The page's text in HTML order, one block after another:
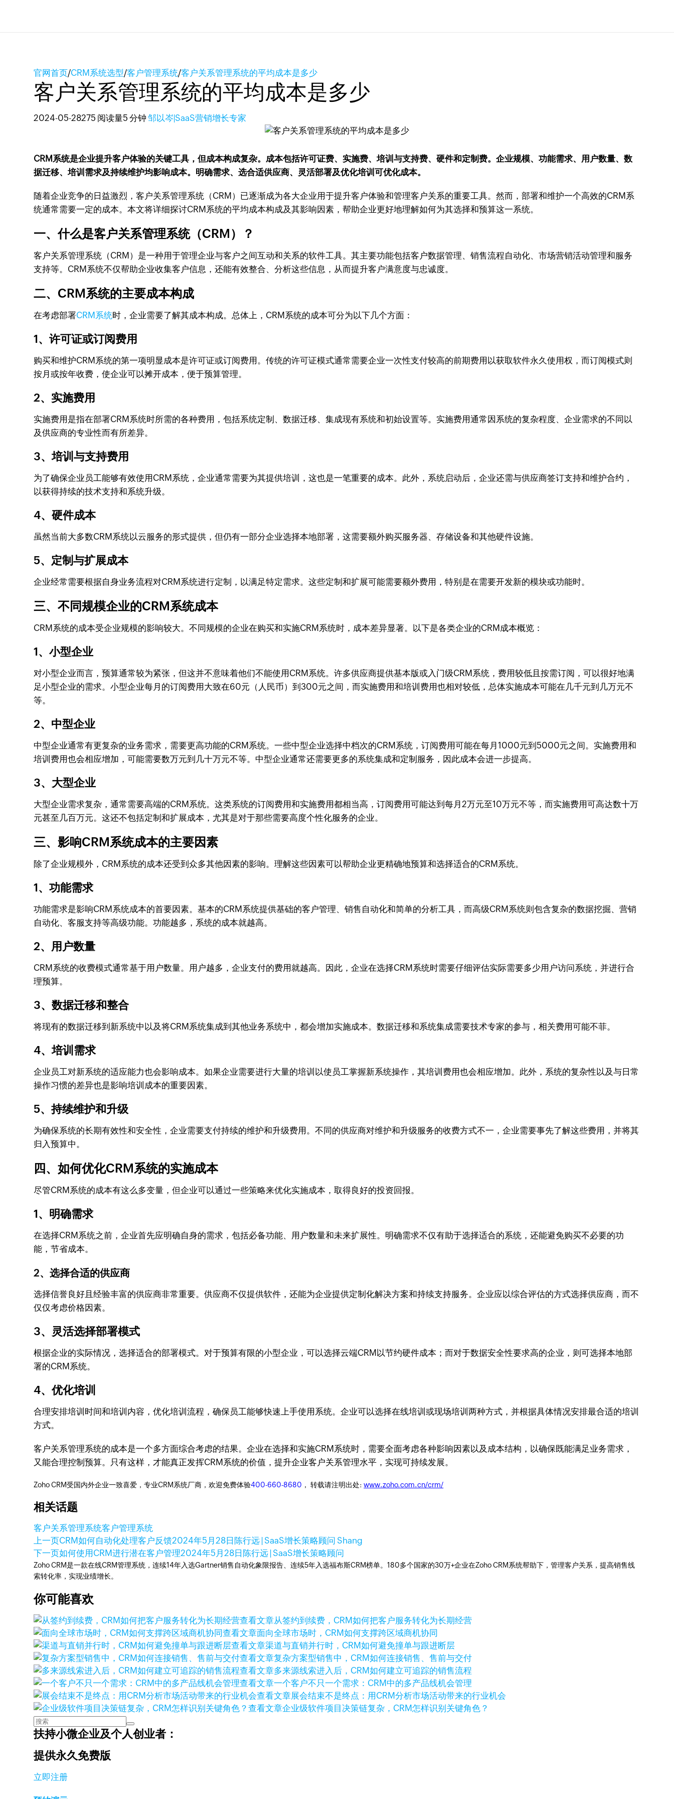
官网首页/CRM系统选型/客户管理系统/客户关系管理系统的平均成本是多少
客户关系管理系统的平均成本是多少
2024-05-28275 阅读量5 分钟 邹以岑|SaaS营销增长专家
CRM系统是企业提升客户体验的关键工具，但成本构成复杂。成本包括许可证费、实施费、培训与支持费、硬件和定制费。企业规模、功能需求、用户数量、数
据迁移、培训需求及持续维护均影响成本。明确需求、选合适供应商、灵活部署及优化培训可优化成本。
随着企业竞争的日益激烈，客户关系管理系统（CRM）已逐渐成为各大企业用于提升客户体验和管理客户关系的重要工具。然而，部署和维护一个高效的CRM系
统通常需要一定的成本。本文将详细探讨CRM系统的平均成本构成及其影响因素，帮助企业更好地理解如何为其选择和预算这一系统。
一、什么是客户关系管理系统（CRM）？
客户关系管理系统（CRM）是一种用于管理企业与客户之间互动和关系的软件工具。其主要功能包括客户数据管理、销售流程自动化、市场营销活动管理和服务
支持等。CRM系统不仅帮助企业收集客户信息，还能有效整合、分析这些信息，从而提升客户满意度与忠诚度。
二、CRM系统的主要成本构成
在考虑部署CRM系统时，企业需要了解其成本构成。总体上，CRM系统的成本可分为以下几个方面：
1、许可证或订阅费用
购买和维护CRM系统的第一项明显成本是许可证或订阅费用。传统的许可证模式通常需要企业一次性支付较高的前期费用以获取软件永久使用权，而订阅模式则
按月或按年收费，使企业可以摊开成本，便于预算管理。
2、实施费用
实施费用是指在部署CRM系统时所需的各种费用，包括系统定制、数据迁移、集成现有系统和初始设置等。实施费用通常因系统的复杂程度、企业需求的不同以
及供应商的专业性而有所差异。
3、培训与支持费用
为了确保企业员工能够有效使用CRM系统，企业通常需要为其提供培训，这也是一笔重要的成本。此外，系统启动后，企业还需与供应商签订支持和维护合约，
以获得持续的技术支持和系统升级。
4、硬件成本
虽然当前大多数CRM系统以云服务的形式提供，但仍有一部分企业选择本地部署，这需要额外购买服务器、存储设备和其他硬件设施。
5、定制与扩展成本
企业经常需要根据自身业务流程对CRM系统进行定制，以满足特定需求。这些定制和扩展可能需要额外费用，特别是在需要开发新的模块或功能时。
三、不同规模企业的CRM系统成本
CRM系统的成本受企业规模的影响较大。不同规模的企业在购买和实施CRM系统时，成本差异显著。以下是各类企业的CRM成本概览：
1、小型企业
对小型企业而言，预算通常较为紧张，但这并不意味着他们不能使用CRM系统。许多供应商提供基本版或入门级CRM系统，费用较低且按需订阅，可以很好地满
足小型企业的需求。小型企业每月的订阅费用大致在60元（人民币）到300元之间，而实施费用和培训费用也相对较低，总体实施成本可能在几千元到几万元不
等。
2、中型企业
中型企业通常有更复杂的业务需求，需要更高功能的CRM系统。一些中型企业选择中档次的CRM系统，订阅费用可能在每月1000元到5000元之间。实施费用和
培训费用也会相应增加，可能需要数万元到几十万元不等。中型企业通常还需要更多的系统集成和定制服务，因此成本会进一步提高。
3、大型企业
大型企业需求复杂，通常需要高端的CRM系统。这类系统的订阅费用和实施费用都相当高，订阅费用可能达到每月2万元至10万元不等，而实施费用可高达数十万
元甚至几百万元。这还不包括定制和扩展成本，尤其是对于那些需要高度个性化服务的企业。
三、影响CRM系统成本的主要因素
除了企业规模外，CRM系统的成本还受到众多其他因素的影响。理解这些因素可以帮助企业更精确地预算和选择适合的CRM系统。
1、功能需求
功能需求是影响CRM系统成本的首要因素。基本的CRM系统提供基础的客户管理、销售自动化和简单的分析工具，而高级CRM系统则包含复杂的数据挖掘、营销
自动化、客服支持等高级功能。功能越多，系统的成本就越高。
2、用户数量
CRM系统的收费模式通常基于用户数量。用户越多，企业支付的费用就越高。因此，企业在选择CRM系统时需要仔细评估实际需要多少用户访问系统，并进行合
理预算。
3、数据迁移和整合
将现有的数据迁移到新系统中以及将CRM系统集成到其他业务系统中，都会增加实施成本。数据迁移和系统集成需要技术专家的参与，相关费用可能不菲。
4、培训需求
企业员工对新系统的适应能力也会影响成本。如果企业需要进行大量的培训以使员工掌握新系统操作，其培训费用也会相应增加。此外，系统的复杂性以及与日常
操作习惯的差异也是影响培训成本的重要因素。
5、持续维护和升级
为确保系统的长期有效性和安全性，企业需要支付持续的维护和升级费用。不同的供应商对维护和升级服务的收费方式不一，企业需要事先了解这些费用，并将其
归入预算中。
四、如何优化CRM系统的实施成本
尽管CRM系统的成本有这么多变量，但企业可以通过一些策略来优化实施成本，取得良好的投资回报。
1、明确需求
在选择CRM系统之前，企业首先应明确自身的需求，包括必备功能、用户数量和未来扩展性。明确需求不仅有助于选择适合的系统，还能避免购买不必要的功
能，节省成本。
2、选择合适的供应商
选择信誉良好且经验丰富的供应商非常重要。供应商不仅提供软件，还能为企业提供定制化解决方案和持续支持服务。企业应以综合评估的方式选择供应商，而不
仅仅考虑价格因素。
3、灵活选择部署模式
根据企业的实际情况，选择适合的部署模式。对于预算有限的小型企业，可以选择云端CRM以节约硬件成本；而对于数据安全性要求高的企业，则可选择本地部
署的CRM系统。
4、优化培训
合理安排培训时间和培训内容，优化培训流程，确保员工能够快速上手使用系统。企业可以选择在线培训或现场培训两种方式，并根据具体情况安排最合适的培训
方式。
客户关系管理系统的成本是一个多方面综合考虑的结果。企业在选择和实施CRM系统时，需要全面考虑各种影响因素以及成本结构，以确保既能满足业务需求，
又能合理控制预算。只有这样，才能真正发挥CRM系统的价值，提升企业客户关系管理水平，实现可持续发展。
Zoho CRM受国内外企业一致喜爱，专业CRM系统厂商，欢迎免费体验400-660-8680 ， 转载请注明出处:www.zoho.com.cn/crm/
相关话题
客户关系管理系统客户管理系统
上一页CRM如何自动化处理客户反馈2024年5月28日 陈行远 | SaaS增长策略顾问 Shang
下一页如何使用CRM进行潜在客户管理2024年5月28日 陈行远 | SaaS增长策略顾问
Zoho CRM是一款在线CRM管理系统，连续14年入选Gartner销售自动化象限报告、连续5年入选福布斯CRM榜单。180多个国家的30万+企业在Zoho CRM系统帮助下，管理客户关系，提高销售线
索转化率，实现业绩增长。
你可能喜欢
查看文章从签约到续费，CRM如何把客户服务转化为长期经营
查看文章面向全球市场时，CRM如何支撑跨区域商机协同
查看文章渠道与直销并行时，CRM如何避免撞单与跟进断层
查看文章复杂方案型销售中，CRM如何连接销售、售前与交付
查看文章多来源线索进入后，CRM如何建立可追踪的销售流程
查看文章一个客户不只一个需求：CRM中的多产品线机会管理
查看文章展会结束不是终点：用CRM分析市场活动带来的行业机会
查看文章企业级软件项目决策链复杂，CRM怎样识别关键角色？
扶持小微企业及个人创业者：
提供永久免费版
立即注册